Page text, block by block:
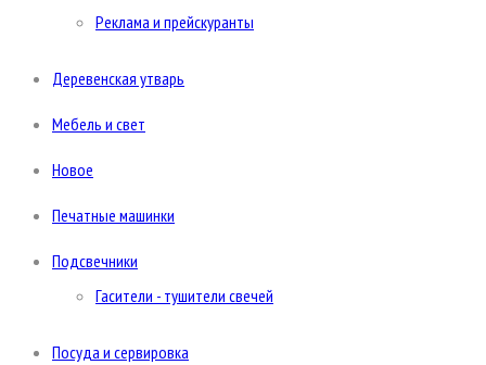
Реклама и прейскуранты
Деревенская утварь
Мебель и свет
Новое
Печатные машинки
Подсвечники
Гасители - тушители свечей
Посуда и сервировка